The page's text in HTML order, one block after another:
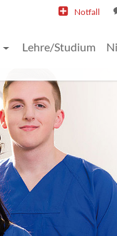
Notfall
Lehre/Studium